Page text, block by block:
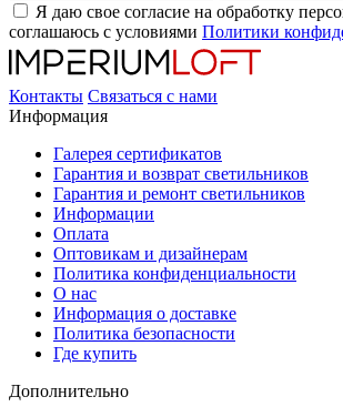
Я даю свое согласие на обработку
соглашаюсь с условиями Политики
Контакты Связаться с нами
Информация
Галерея сертификатов
Гарантия и возврат светильников
Гарантия и ремонт светильников
Информации
Оплата
Оптовикам и дизайнерам
Политика конфиденциальности
О нас
Информация о доставке
Политика безопасности
Где купить
Дополнительно